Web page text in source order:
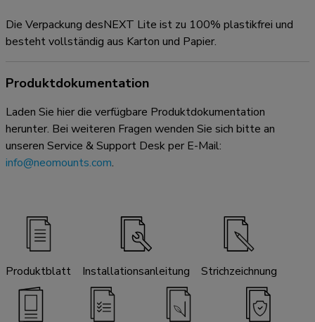
Die Verpackung desNEXT Lite ist zu 100% plastikfrei und
besteht vollständig aus Karton und Papier.
Produktdokumentation
Laden Sie hier die verfügbare Produktdokumentation
herunter. Bei weiteren Fragen wenden Sie sich bitte an
unseren Service & Support Desk per E-Mail:
info@neomounts.com.
Produktblatt Installationsanleitung Strichzeichnung